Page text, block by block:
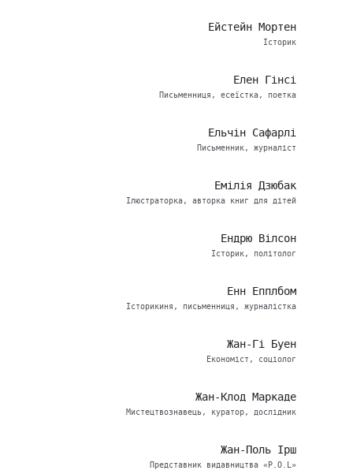
Ейстейн Мортен
Історик
Елен Гінсі
Письменниця, есеїстка, поетка
Ельчін Сафарлі
Письменник, журналіст
Емілія Дзюбак
Ілюстраторка, авторка книг для дітей
Ендрю Вілсон
Історик, політолог
Енн Епплбом
Історикиня, письменниця, журналістка
Жан-Гі Буен
Економіст, соціолог
Жан-Клод Маркаде
Мистецтвознавець, куратор, дослідник
Жан-Поль Ірш
Представник видавництва «P.O.L»